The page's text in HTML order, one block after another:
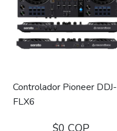
Controlador Pioneer DDJ-
FLX6